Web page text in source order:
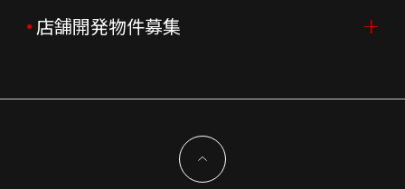
企業理念
新型コロナウイルス対応
決算資料
コーポレートガバナンス
中途採用
よくあるご質問
FC加盟店募集TOP
店舗開発物件募集